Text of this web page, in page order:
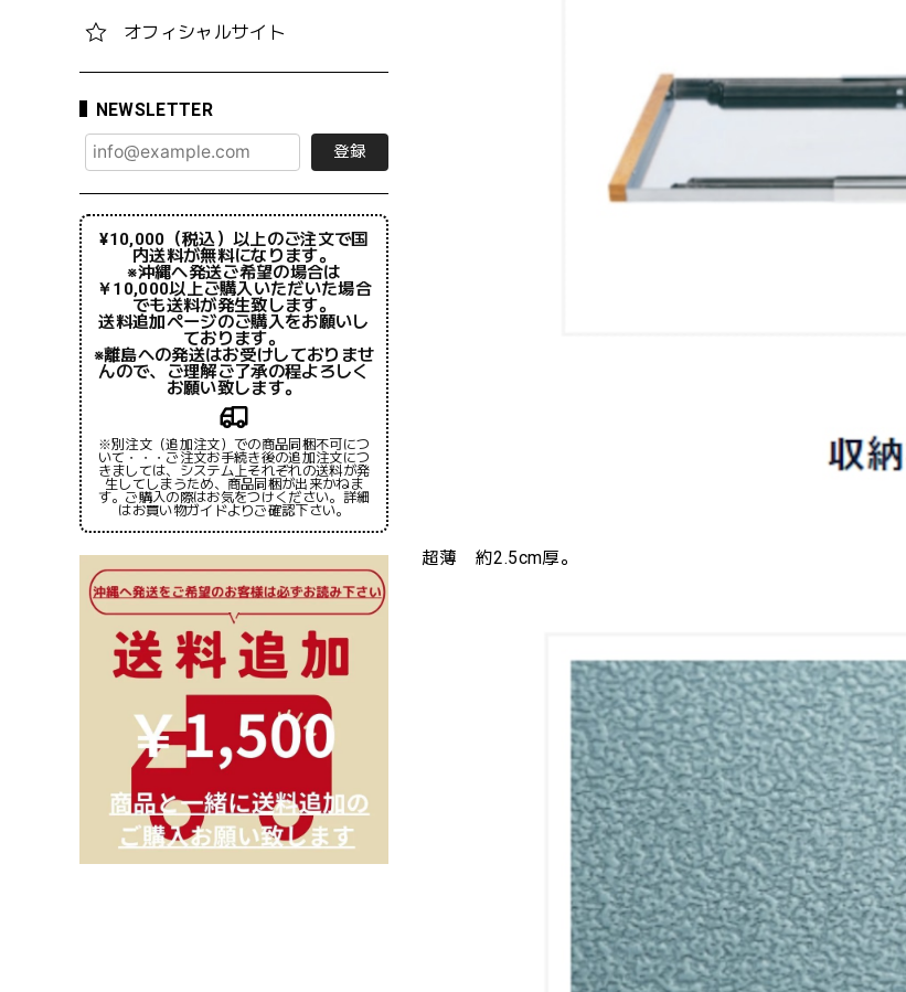
オフィシャルサイト
NEWSLETTER
登録
¥10,000（税込）以上のご注文で国
内送料が無料になります。
※沖縄へ発送ご希望の場合は
￥10,000以上ご購入いただいた場合
でも送料が発生致します。
送料追加ページのご購入をお願いし
ております。
※離島への発送はお受けしておりませ
んので、ご理解ご了承の程よろしく
お願い致します。
※別注文（追加注文）での商品同梱不可につ
いて・・・ご注文お手続き後の追加注文につ
きましては、システム上それぞれの送料が発
生してしまうため、商品同梱が出来かねま
す。ご購入の際はお気をつけください。詳細
はお買い物ガイドよりご確認下さい。
超薄 約2.5cm厚。